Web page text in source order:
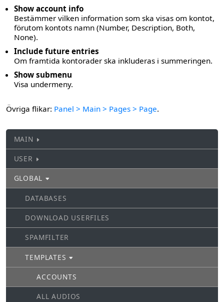
Show account info
Bestämmer vilken information som ska visas om kontot,
förutom kontots namn (Number, Description, Both,
None).
Include future entries
Om framtida kontorader ska inkluderas i summeringen.
Show submenu
Visa undermeny.
Övriga flikar: Panel > Main > Pages > Page.
MAIN
USER
GLOBAL
DATABASES
DOWNLOAD USERFILES
SPAMFILTER
TEMPLATES
ACCOUNTS
ALL AUDIOS